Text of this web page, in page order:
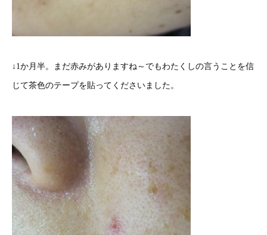
↓1か月半。まだ赤みがありますね～でもわたくしの言うことを信
じて茶色のテープを貼ってくださいました。